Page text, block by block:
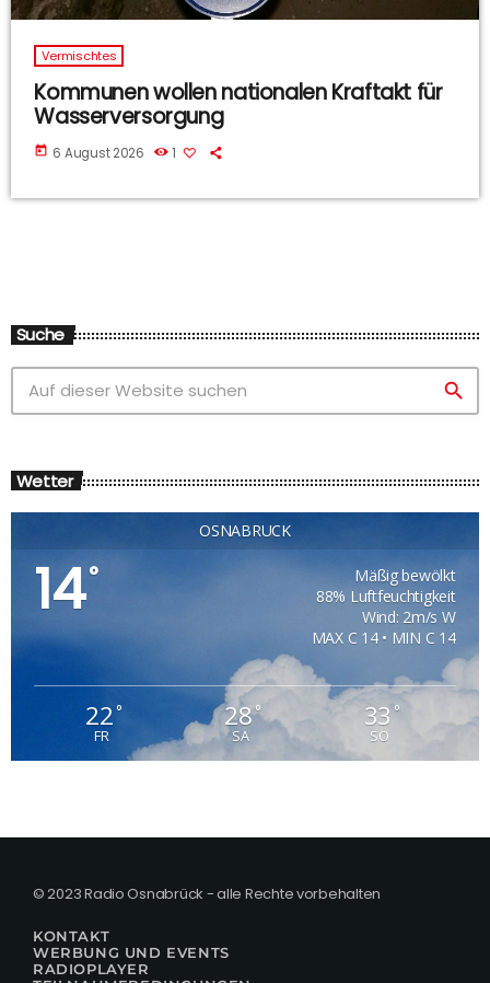
Vermischtes
Kommunen wollen nationalen Kraftakt für
Wasserversorgung
today 6 August 2026 1
Suche
search
Wetter
OSNABRÜCK
14°
Mäßig bewölkt
88% Luftfeuchtigkeit
Wind: 2m/s W
MAX C 14 • MIN C 14
22°
FR
28°
SA
33°
SO
© 2023 Radio Osnabrück - alle Rechte vorbehalten
KONTAKT
WERBUNG UND EVENTS
RADIOPLAYER